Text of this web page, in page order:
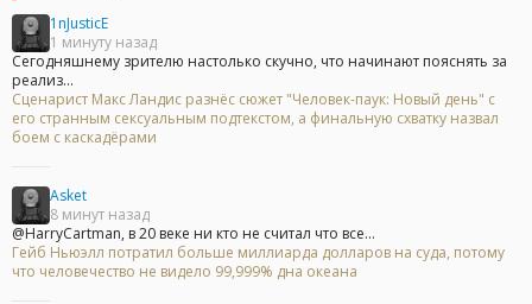
1nJusticE
1 минуту назад
Сегодняшнему зрителю настолько скучно, что начинают пояснять за
реализ...
Сценарист Макс Ландис разнёс сюжет "Человек-паук: Новый день" с
его странным сексуальным подтекстом, а финальную схватку назвал
боем с каскадёрами
Asket
8 минут назад
@HarryCartman, в 20 веке ни кто не считал что все...
Гейб Ньюэлл потратил больше миллиарда долларов на суда, потому
что человечество не видело 99,999% дна океана